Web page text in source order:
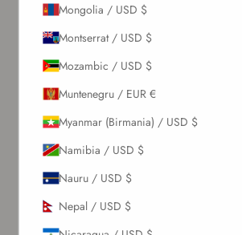
Solicitări En-Gros
Permiteți să vă ajutăm
Retururi & Rambursări
Schimb & Credit în magazin
Politică de Confidențialitate
Mongolia / USD $
Montserrat / USD $
Mozambic / USD $
Muntenegru / EUR €
Myanmar (Birmania) / USD $
Namibia / USD $
Nauru / USD $
Nepal / USD $